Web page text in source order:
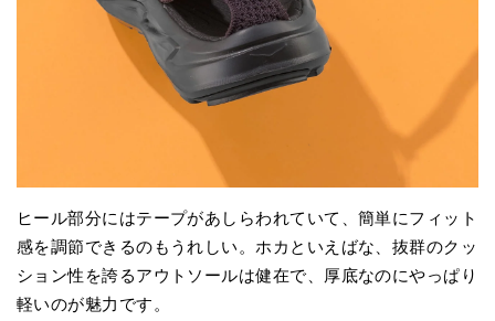
ヒール部分にはテープがあしらわれていて、簡単にフィット
感を調節できるのもうれしい。ホカといえばな、抜群のクッ
ション性を誇るアウトソールは健在で、厚底なのにやっぱり
軽いのが魅力です。